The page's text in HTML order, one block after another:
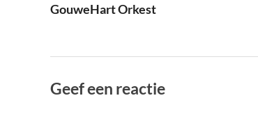
GouweHart Orkest
Geef een reactie